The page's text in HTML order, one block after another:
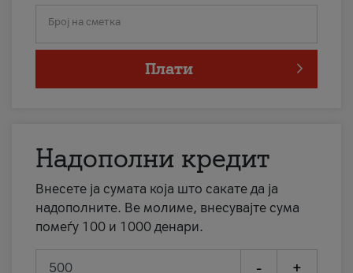
Број на сметка
Плати
Надополни кредит
Внесете ја сумата која што сакате да ја
надополните. Ве молиме, внесувајте сума
помеѓу 100 и 1000 денари.
- +